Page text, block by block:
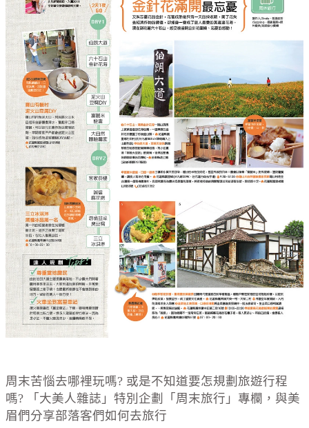
周末苦惱去哪裡玩嗎? 或是不知道要怎規劃旅遊行程
嗎? 「大美人雜誌」特別企劃「周末旅行」專欄，與美
眉們分享部落客們如何去旅行